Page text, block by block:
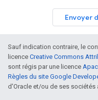
Envoyer
Sauf indication contraire, le
licence Creative Commons
sont régis par une licence
Règles du site Google
d'Oracle et/ou de ses sociétés